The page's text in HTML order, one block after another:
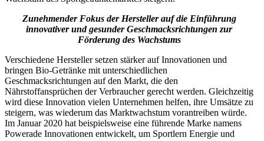
Zunehmender Fokus der Hersteller auf die Einführung
innovativer und gesunder Geschmacksrichtungen zur
Förderung des Wachstums
Verschiedene Hersteller setzen stärker auf Innovationen und
bringen Bio-Getränke mit unterschiedlichen
Geschmacksrichtungen auf den Markt, die den
Nährstoffansprüchen der Verbraucher gerecht werden. Gleichzeitig
wird diese Innovation vielen Unternehmen helfen, ihre Umsätze zu
steigern, was wiederum das Marktwachstum vorantreiben würde.
Im Januar 2020 hat beispielsweise eine führende Marke namens
Powerade Innovationen entwickelt, um Sportlern Energie und